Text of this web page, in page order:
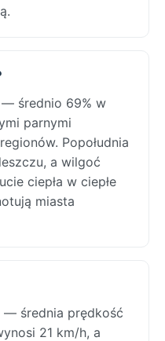
średnio 69% w
parnymi
Popołudnia
a wilgoć
ciepła w ciepłe
miasta
— średnia prędkość
21 km/h, a